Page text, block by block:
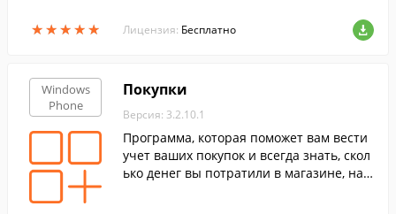
★★★★★
★★★★★
ценам.
Лицензия: Бесплатно
Windows
Phone
Покупки
Версия: 3.2.10.1
Программа, которая поможет вам вести
учет ваших покупок и всегда знать, скол
ько денег вы потратили в магазине, на